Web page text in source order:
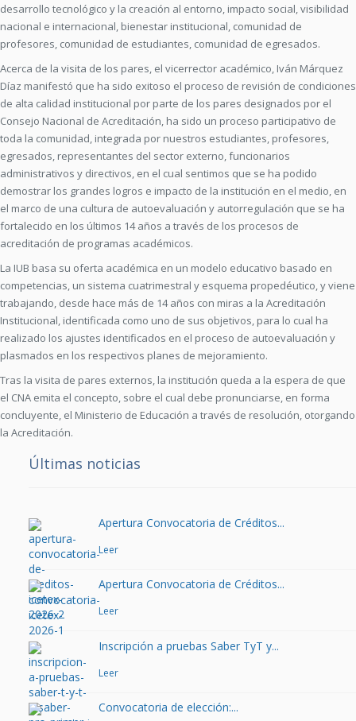
desarrollo tecnológico y la creación al entorno, impacto social, visibilidad
nacional e internacional, bienestar institucional, comunidad de
profesores, comunidad de estudiantes, comunidad de egresados.
Acerca de la visita de los pares, el vicerrector académico, Iván Márquez
Díaz manifestó que ha sido exitoso el proceso de revisión de condiciones
de alta calidad institucional por parte de los pares designados por el
Consejo Nacional de Acreditación, ha sido un proceso participativo de
toda la comunidad, integrada por nuestros estudiantes, profesores,
egresados, representantes del sector externo, funcionarios
administrativos y directivos, en el cual sentimos que se ha podido
demostrar los grandes logros e impacto de la institución en el medio, en
el marco de una cultura de autoevaluación y autorregulación que se ha
fortalecido en los últimos 14 años a través de los procesos de
acreditación de programas académicos.
La IUB basa su oferta académica en un modelo educativo basado en
competencias, un sistema cuatrimestral y esquema propedéutico, y viene
trabajando, desde hace más de 14 años con miras a la Acreditación
Institucional, identificada como uno de sus objetivos, para lo cual ha
realizado los ajustes identificados en el proceso de autoevaluación y
plasmados en los respectivos planes de mejoramiento.
Tras la visita de pares externos, la institución queda a la espera de que
el CNA emita el concepto, sobre el cual debe pronunciarse, en forma
concluyente, el Ministerio de Educación a través de resolución, otorgando
la Acreditación.
Últimas noticias
Apertura Convocatoria de Créditos...
Leer
Apertura Convocatoria de Créditos...
Leer
Inscripción a pruebas Saber TyT y...
Leer
Convocatoria de elección:...